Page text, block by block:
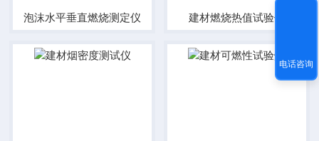
泡沫水平垂直燃烧测定仪 建材燃烧热值试验仪
电话咨询